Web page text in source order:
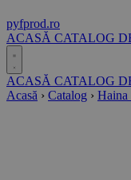
pyfprod.ro
ACASĂ CATALOG
ACASĂ CATALOG
Acasă › Catalog › Haina